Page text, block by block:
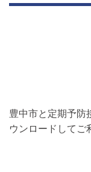
豊中市と定期予防
ウンロードしてご